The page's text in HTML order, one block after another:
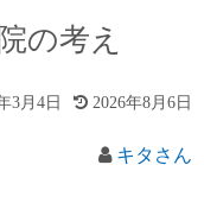
の考え
3月4日 2026年8月6日
キタさん